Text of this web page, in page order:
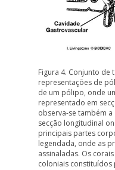
Figura 4. Conjunto
representações de
de um pólipo, onde
representado em
observa-se também
secção longitudinal
principais partes
legendada, onde as
assinaladas. Os
coloniais